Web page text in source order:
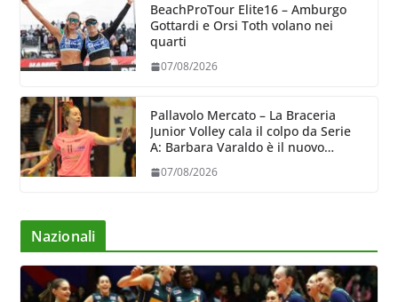
BeachProTour Elite16 – Amburgo
Gottardi e Orsi Toth volano nei
quarti
07/08/2026
Pallavolo Mercato – La Braceria
Junior Volley cala il colpo da Serie
A: Barbara Varaldo è il nuovo
07/08/2026
Nazionali